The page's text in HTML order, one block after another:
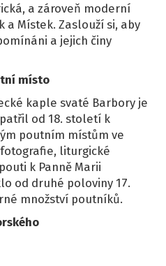
a zároveň moderní
a Místek. Zaslouží si, aby
a jejich činy
místo
kaple svaté Barbory je
od 18. století k
poutním místům ve
liturgické
k Panně Marii
od druhé poloviny 17.
množství poutníků.